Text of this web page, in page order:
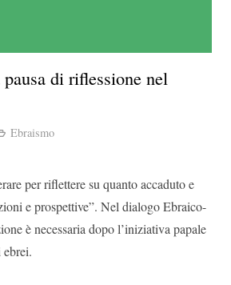
di riflessione nel
Ebraismo
per riflettere su quanto accaduto e
e prospettive”. Nel dialogo Ebraico-
è necessaria dopo l’iniziativa papale